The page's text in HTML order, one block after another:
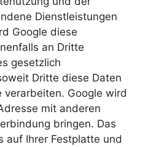
Dienstleistungen
Google diese
an Dritte
gesetzlich
Dritte diese Daten
verarbeiten. Google wird
mit anderen
bringen. Das
auf Ihrer Festplatte und